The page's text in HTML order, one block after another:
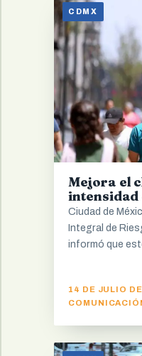
CDMX
Mejora el
intensidad
Ciudad de
Integral de
informó que
14 DE JULIO